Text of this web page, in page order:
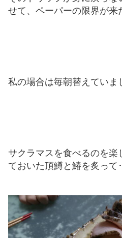
せて、ペーパーの限界が来
私の場合は毎朝替えていま
サクラマスを食べるのを楽
ておいた頂鱒と鰆を炙って･